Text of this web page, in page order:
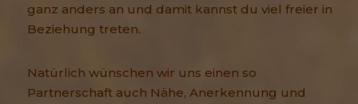
ganz anders an und damit kannst du viel freier in
Beziehung treten.
Natürlich wünschen wir uns einen so
Partnerschaft auch Nähe, Anerkennung und